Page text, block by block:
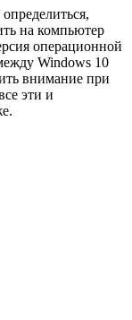
на компьютер
операционной
Windows 10
внимание при
эти и